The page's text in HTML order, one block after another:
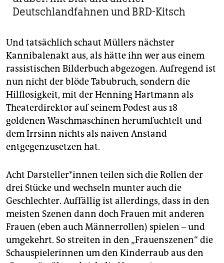
Deutschlandfahnen und BRD-Kitsch
Und tatsächlich schaut Müllers nächster
Kannibalenakt aus, als hätte ihn wer aus einem
rassistischen Bilderbuch abgezogen. Aufregend ist
nun nicht der blöde Tabubruch, sondern die
Hilflosigkeit, mit der Henning Hartmann als
Theaterdirektor auf seinem Podest aus 18
goldenen Waschmaschinen herumfuchtelt und
dem Irrsinn nichts als naiven Anstand
entgegenzusetzen hat.
Acht Darsteller*innen teilen sich die Rollen der
drei Stücke und wechseln munter auch die
Geschlechter. Auffällig ist allerdings, dass in den
meisten Szenen dann doch Frauen mit anderen
Frauen (eben auch Männerrollen) spielen – und
umgekehrt. So streiten in den „Frauenszenen“ die
Schauspielerinnen um den Kinderraub aus den